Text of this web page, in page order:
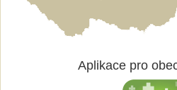
Aplikace pro